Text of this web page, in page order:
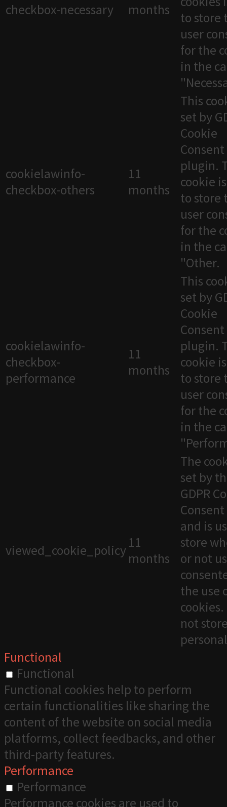
checkbox-necessary
months
to store
user
for the
in the
cookielawinfo-
checkbox-others
11
months
This
set by
Cookie
Consent
plugin.
cookie
to store
user
for the
in the
"Other.
cookielawinfo-
checkbox-
performance
11
months
This
set by
Cookie
Consent
plugin.
cookie
to store
user
for the
in the
viewed_cookie_policy 11
months
The
set by
GDPR
and is
store
or not
the use
not
Functional
Functional
Functional cookies help to perform
certain functionalities like sharing the
content of the website on social media
platforms, collect feedbacks, and other
third-party features.
Performance
Performance
Performance cookies are used to